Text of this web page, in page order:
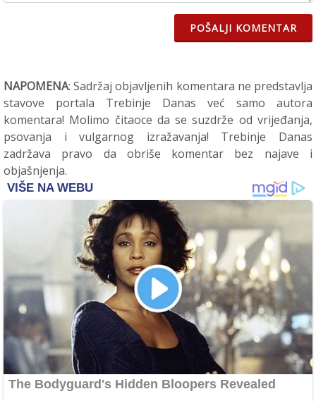
POŠALJI KOMENTAR
NAPOMENA: Sadržaj objavljenih komentara ne predstavlja
stavove portala Trebinje Danas već samo autora
komentara! Molimo čitaoce da se suzdrže od vrijeđanja,
psovanja i vulgarnog izražavanja! Trebinje Danas
zadržava pravo da obriše komentar bez najave i
objašnjenja.